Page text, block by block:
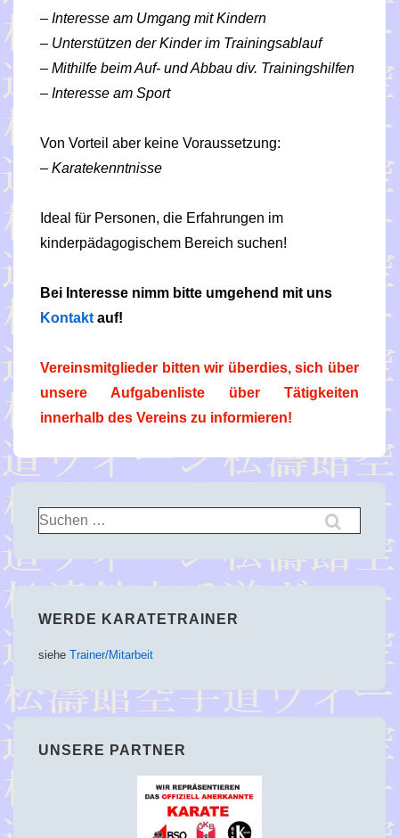
– Interesse am Umgang mit Kindern
– Unterstützen der Kinder im Trainingsablauf
– Mithilfe beim Auf- und Abbau div. Trainingshilfen
– Interesse am Sport
Von Vorteil aber keine Voraussetzung:
– Karatekenntnisse
Ideal für Personen, die Erfahrungen im
kinderpädagogischem Bereich suchen!
Bei Interesse nimm bitte umgehend mit uns
Kontakt auf!
Vereinsmitglieder bitten wir überdies, sich über
unsere Aufgabenliste über Tätigkeiten
innerhalb des Vereins zu informieren!
Suchen
nach:
WERDE KARATETRAINER
siehe Trainer/Mitarbeit
UNSERE PARTNER